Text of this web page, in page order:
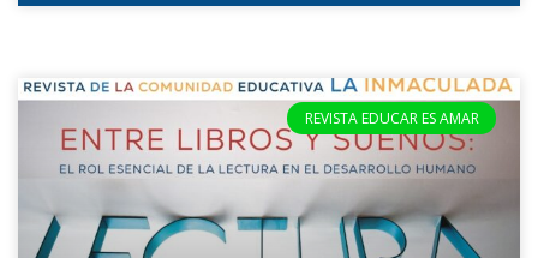
REVISTA EDUCAR ES AMAR